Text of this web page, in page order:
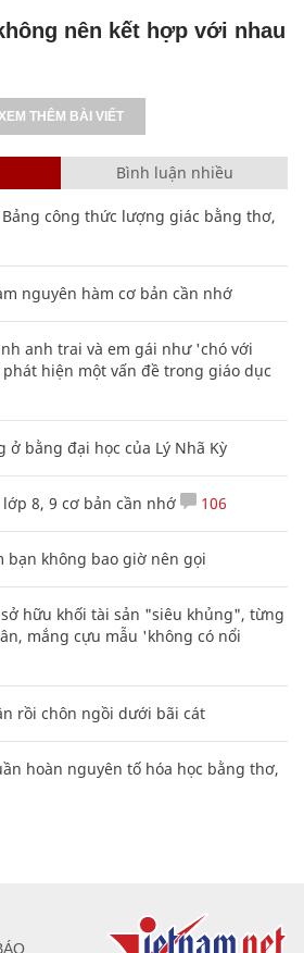
nên kết hợp với nhau
THÊM BÀI VIẾT
Bình luận nhiều
công thức lượng giác bằng thơ,
nguyên hàm cơ bản cần nhớ
anh trai và em gái như 'chó với
hiện một vấn đề trong giáo dục
bằng đại học của Lý Nhã Kỳ
8, 9 cơ bản cần nhớ 106
bạn không bao giờ nên gọi
hữu khối tài sản "siêu khủng", từng
mắng cựu mẫu 'không có nổi
rồi chôn ngồi dưới bãi cát
hoàn nguyên tố hóa học bằng thơ,